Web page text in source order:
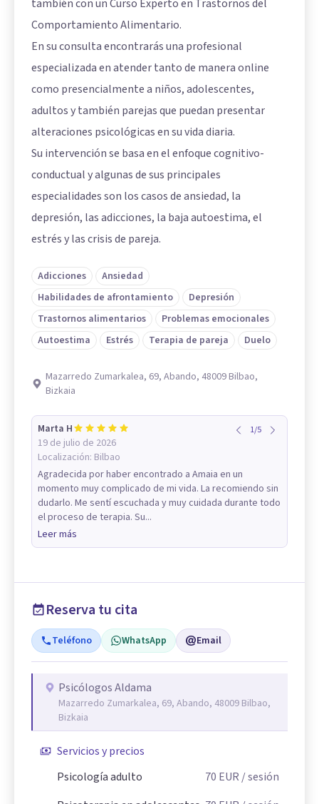
también con un Curso Experto en Trastornos del
Comportamiento Alimentario.
En su consulta encontrarás una profesional
especializada en atender tanto de manera online
como presencialmente a niños, adolescentes,
adultos y también parejas que puedan presentar
alteraciones psicológicas en su vida diaria.
Su intervención se basa en el enfoque cognitivo-
conductual y algunas de sus principales
especialidades son los casos de ansiedad, la
depresión, las adicciones, la baja autoestima, el
estrés y las crisis de pareja.
Adicciones
Ansiedad
Habilidades de afrontamiento
Depresión
Trastornos alimentarios
Problemas emocionales
Autoestima
Estrés Terapia de pareja Duelo
Mazarredo Zumarkalea, 69, Abando, 48009 Bilbao,
Bizkaia
Marta H
19 de julio de 2026
Localización: Bilbao
1/5
Agradecida por haber encontrado a Amaia en un
momento muy complicado de mi vida. La recomiendo sin
dudarlo. Me sentí escuchada y muy cuidada durante todo
el proceso de terapia. Su...
Leer más
Reserva tu cita
Teléfono WhatsApp Email
Psicólogos Aldama
Mazarredo Zumarkalea, 69, Abando, 48009 Bilbao,
Bizkaia
Servicios y precios
Psicología adulto
70 EUR / sesión